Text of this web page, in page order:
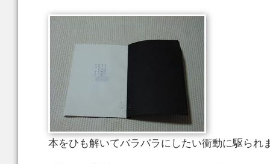
本をひも解いてバラバラにしたい衝動に駆られ